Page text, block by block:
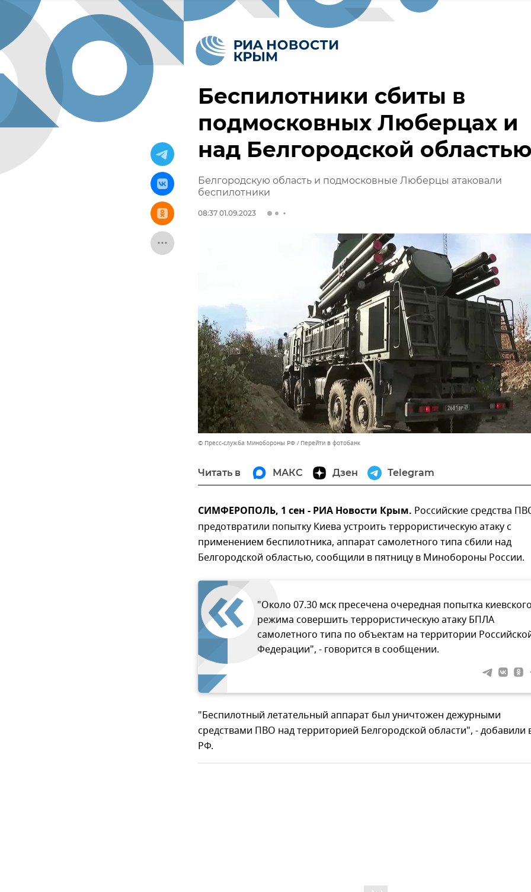
Беспилотники сбиты в
подмосковных Люберцах и
над Белгородской
Белгородскую область и подмосковные Люберцы атаковали
беспилотники
08:37 01.09.2023
© Пресс-служба Минобороны РФ Перейти в фотобанк
Читать в МАКС Дзен Telegram
СИМФЕРОПОЛЬ, 1 сен - РИА Новости Крым. Российские средства
предотвратили попытку Киева устроить террористическую атаку с
применением беспилотника, аппарат самолетного типа сбили над
Белгородской областью, сообщили в пятницу в Минобороны России.
"Около 07.30 мск пресечена очередная попытка
режима совершить террористическую атаку БПЛА
самолетного типа по объектам на территории
Федерации", - говорится в сообщении.
"Беспилотный летательный аппарат был уничтожен дежурными
средствами ПВО над территорией Белгородской области", -
РФ.